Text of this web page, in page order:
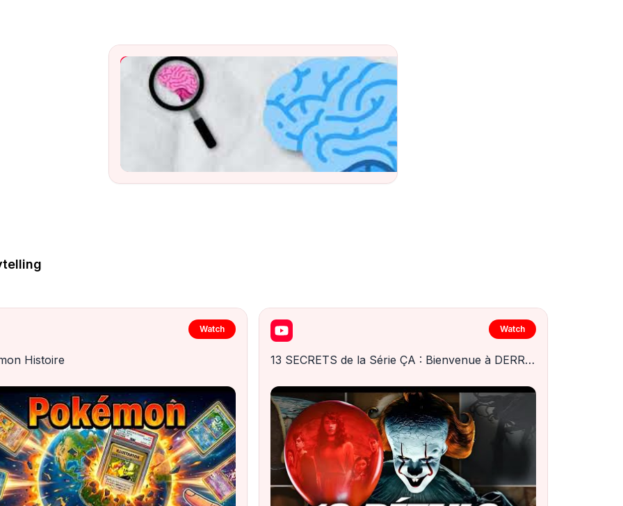
Watch
13 SECRETS de la Série ÇA : Bienvenue à DERRY ! (les détails cachés que vous avez peut-être manqués)
ShowReel
Watch
Histoire